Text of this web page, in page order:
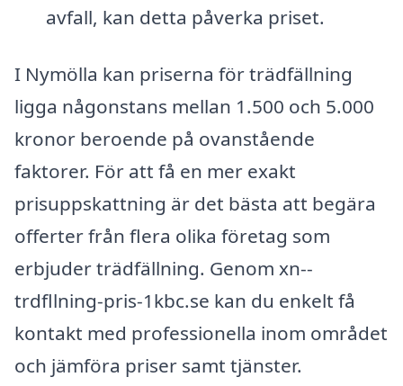
avfall, kan detta påverka priset.
I Nymölla kan priserna för trädfällning
ligga någonstans mellan 1.500 och 5.000
kronor beroende på ovanstående
faktorer. För att få en mer exakt
prisuppskattning är det bästa att begära
offerter från flera olika företag som
erbjuder trädfällning. Genom xn--
trdfllning-pris-1kbc.se kan du enkelt få
kontakt med professionella inom området
och jämföra priser samt tjänster.